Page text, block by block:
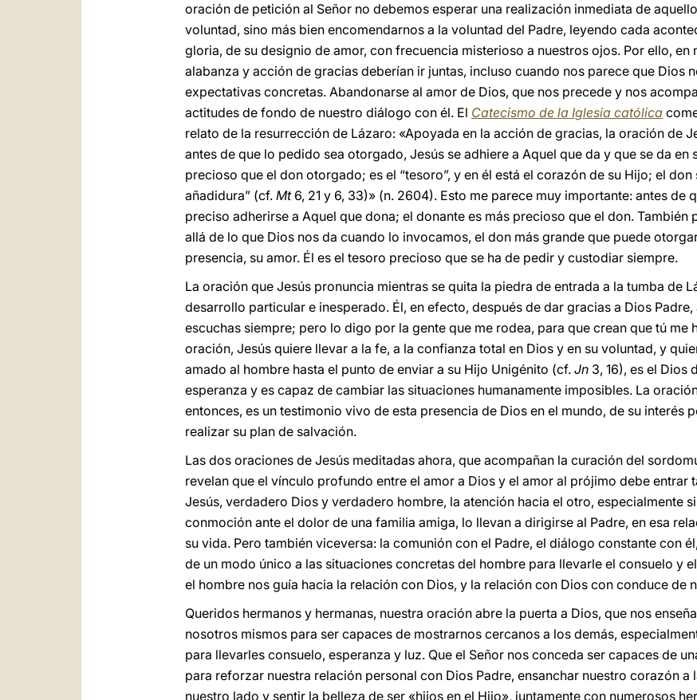
oración de petición al Señor no debemos esperar una realización inmediata de
voluntad, sino más bien encomendarnos a la voluntad del Padre, leyendo cada
gloria, de su designio de amor, con frecuencia misterioso a nuestros ojos. Por ello, en
alabanza y acción de gracias deberían ir juntas, incluso cuando nos parece que Dios
expectativas concretas. Abandonarse al amor de Dios, que nos precede y nos
actitudes de fondo de nuestro diálogo con él. El Catecismo de la Iglesia católica
relato de la resurrección de Lázaro: «Apoyada en la acción de gracias, la oración de
antes de que lo pedido sea otorgado, Jesús se adhiere a Aquel que da y que se da en
precioso que el don otorgado; es el “tesoro”, y en él está el corazón de su Hijo; el
añadidura” (cf. Mt6, 21 y 6, 33)» (n. 2604). Esto me parece muy importante: antes de
preciso adherirse a Aquel que dona; el donante es más precioso que el don. También
allá de lo que Dios nos da cuando lo invocamos, el don más grande que puede
presencia, su amor. Él es el tesoro precioso que se ha de pedir y custodiar siempre.
La oración que Jesús pronuncia mientras se quita la piedra de entrada a la tumba de
desarrollo particular e inesperado. Él, en efecto, después de dar gracias a Dios Padre,
escuchas siempre; pero lo digo por la gente que me rodea, para que crean que tú me
oración, Jesús quiere llevar a la fe, a la confianza total en Dios y en su voluntad, y
amado al hombre hasta el punto de enviar a su Hijo Unigénito (cf. Jn 3, 16), es el Dios
esperanza y es capaz de cambiar las situaciones humanamente imposibles. La
entonces, es un testimonio vivo de esta presencia de Dios en el mundo, de su interés
realizar su plan de salvación.
Las dos oraciones de Jesús meditadas ahora, que acompañan la curación del
revelan que el vínculo profundo entre el amor a Dios y el amor al prójimo debe entrar
Jesús, verdadero Dios y verdadero hombre, la atención hacia el otro, especialmente
conmoción ante el dolor de una familia amiga, lo llevan a dirigirse al Padre, en esa
su vida. Pero también viceversa: la comunión con el Padre, el diálogo constante con
de un modo único a las situaciones concretas del hombre para llevarle el consuelo y
el hombre nos guía hacia la relación con Dios, y la relación con Dios con conduce de
Queridos hermanos y hermanas, nuestra oración abre la puerta a Dios, que nos
nosotros mismos para ser capaces de mostrarnos cercanos a los demás,
para llevarles consuelo, esperanza y luz. Que el Señor nos conceda ser capaces de
para reforzar nuestra relación personal con Dios Padre, ensanchar nuestro corazón a
nuestro lado y sentir la belleza de ser «hijos en el Hijo», juntamente con numerosos